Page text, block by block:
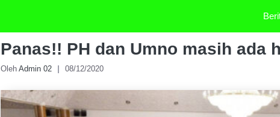
Panas!! PH dan Umno masih ada
Oleh Admin 02 08/12/2020